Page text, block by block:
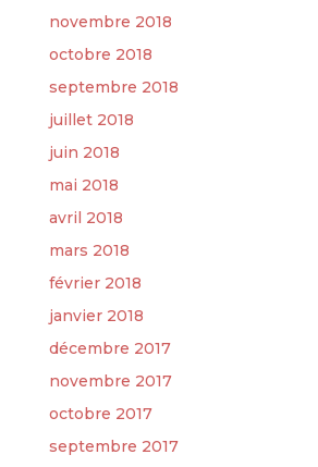
novembre 2018
octobre 2018
septembre 2018
juillet 2018
juin 2018
mai 2018
avril 2018
mars 2018
février 2018
janvier 2018
décembre 2017
novembre 2017
octobre 2017
septembre 2017